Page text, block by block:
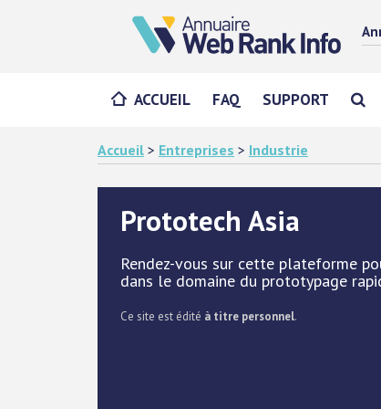
ACCUEIL FAQ SUPPORT
Accueil > Entreprises > Industrie
Prototech Asia
Rendez-vous sur cette plateforme
dans le domaine du prototypage
Ce site est édité à titre personnel.